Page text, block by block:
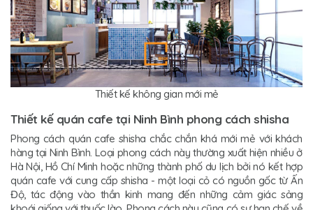
Thiết kế không gian mới mẻ
Thiết kế quán cafe tại Ninh Bình phong cách shisha
Phong cách quán cafe shisha chắc chắn khá mới mẻ với khách
hàng tại Ninh Bình. Loại phong cách này thường xuất hiện nhiều ở
Hà Nội, Hồ Chí Minh hoặc những thành phố du lịch bởi nó kết hợp
quán cafe với cung cấp shisha - một loại cỏ có nguồn gốc từ Ấn
Độ, tác động vào thần kinh mang đến những cảm giác sảng